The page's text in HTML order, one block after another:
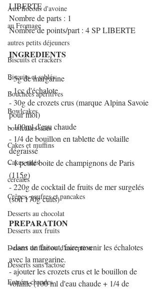
Aux flocons d'avoine
au Fromage
autres petits déjeuners
Biscuits et crackers
Biscuits et sablés
Bouchées apéritives
Bowlcakes
bowlcakes salés
Cakes et muffins
Cakes salés
céréales
Crêpes, gaufres et pancakes
Desserts au chocolat
Desserts aux fruits
Dessert de fête ou d'exception
Desserts sans lactose
Entrées chaudes
LIBERTE
Nombre de parts : 1
Nombre de points/part : 4 SP LIBERTE
INGREDIENTS
- 5g de margarine
- 1cc d'échalote
- 30g de crozets crus (marque Alpina Savoie
pour moi)
- 100ml d'eau chaude
- 1/4 de bouillon en tablette de volaille
dégraissé
- 1 petite boite de champignons de Paris
(115g)
- 220g de cocktail de fruits de mer surgelés
(soit 170g cuits)
PREPARATION
- dans un faitout, faire revenir les échalotes
avec la margarine.
- ajouter les crozets crus et le bouillon de
volaille (100 ml d'eau chaude + 1/4 de